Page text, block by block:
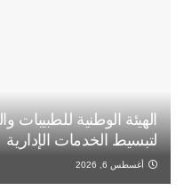
الهيئة الوطنية
لتبسيط الخدمات الإدارية
أغسطس 6, 2026